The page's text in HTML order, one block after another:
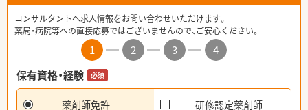
コンサルタントへ求人情報をお問い合わせいただけます。
薬局・病院等への直接応募ではございませんので、ご安心ください。
1 2 3
4
保有資格・経験
必須
薬剤師免許 研修認定薬剤師